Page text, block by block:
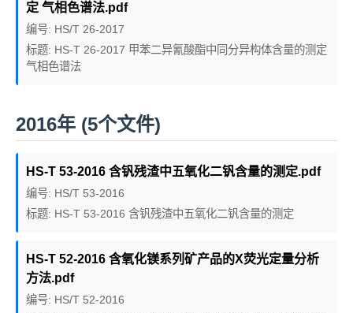
定 气相色谱法.pdf
编号: HS/T 26-2017
标题: HS-T 26-2017 甲苯二异氰酸酯中同分异构体含量的测定
气相色谱法
2016年 (5个文件)
HS-T 53-2016 含钒残渣中五氧化二钒含量的测定.pdf
编号: HS/T 53-2016
标题: HS-T 53-2016 含钒残渣中五氧化二钒含量的测定
HS-T 52-2016 含氧化镁系列矿产品的X荧光定量分析
方法.pdf
编号: HS/T 52-2016